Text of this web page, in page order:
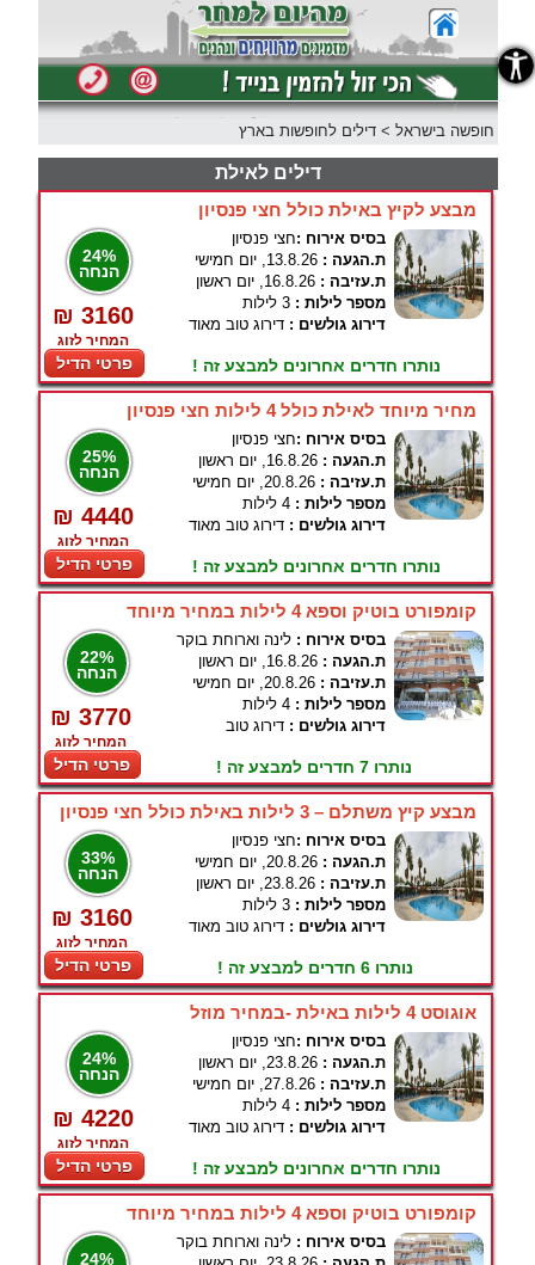
חופשה בישראל > דילים לחופשות בארץ
דילים לאילת
מבצע לקיץ באילת כולל חצי פנסיון
24%
הנחה
₪ 3160
המחיר לזוג
פרטי הדיל
בסיס אירוח :חצי פנסיון
ת.הגעה : 13.8.26, יום חמישי
ת.עזיבה : 16.8.26, יום ראשון
מספר לילות : 3 לילות
דירוג גולשים : דירוג טוב מאוד
נותרו חדרים אחרונים למבצע זה !
מחיר מיוחד לאילת כולל 4 לילות חצי פנסיון
25%
הנחה
₪ 4440
המחיר לזוג
פרטי הדיל
בסיס אירוח :חצי פנסיון
ת.הגעה : 16.8.26, יום ראשון
ת.עזיבה : 20.8.26, יום חמישי
מספר לילות : 4 לילות
דירוג גולשים : דירוג טוב מאוד
נותרו חדרים אחרונים למבצע זה !
קומפורט בוטיק וספא 4 לילות במחיר מיוחד
22%
הנחה
₪ 3770
המחיר לזוג
פרטי הדיל
בסיס אירוח : לינה וארוחת בוקר
ת.הגעה : 16.8.26, יום ראשון
ת.עזיבה : 20.8.26, יום חמישי
מספר לילות : 4 לילות
דירוג גולשים : דירוג טוב
נותרו 7 חדרים למבצע זה !
מבצע קיץ משתלם – 3 לילות באילת כולל חצי פנסיון
33%
הנחה
₪ 3160
המחיר לזוג
פרטי הדיל
בסיס אירוח :חצי פנסיון
ת.הגעה : 20.8.26, יום חמישי
ת.עזיבה : 23.8.26, יום ראשון
מספר לילות : 3 לילות
דירוג גולשים : דירוג טוב מאוד
נותרו 6 חדרים למבצע זה !
אוגוסט 4 לילות באילת -במחיר מוזל
24%
הנחה
₪ 4220
המחיר לזוג
פרטי הדיל
בסיס אירוח :חצי פנסיון
ת.הגעה : 23.8.26, יום ראשון
ת.עזיבה : 27.8.26, יום חמישי
מספר לילות : 4 לילות
דירוג גולשים : דירוג טוב מאוד
נותרו חדרים אחרונים למבצע זה !
קומפורט בוטיק וספא 4 לילות במחיר מיוחד
24%
בסיס אירוח : לינה וארוחת בוקר
נגישות